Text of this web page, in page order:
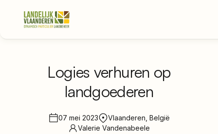
Thema's
Logies verhuren op
landgoederen
07 mei 2023
Vlaanderen, België
Valerie Vandenabeele